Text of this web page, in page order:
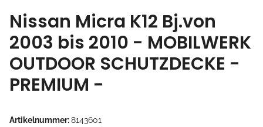
Nissan Micra K12 Bj.von
2003 bis 2010 - MOBILWERK
OUTDOOR SCHUTZDECKE -
PREMIUM -
Artikelnummer:8143601